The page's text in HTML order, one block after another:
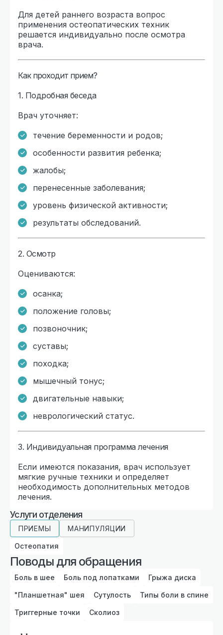
Для детей раннего возраста вопрос
применения остеопатических техник
решается индивидуально после осмотра
врача.
Как проходит прием?
1. Подробная беседа
Врач уточняет:
течение беременности и родов;
особенности развития ребенка;
жалобы;
перенесенные заболевания;
уровень физической активности;
результаты обследований.
2. Осмотр
Оцениваются:
осанка;
положение головы;
позвоночник;
суставы;
походка;
мышечный тонус;
двигательные навыки;
неврологический статус.
3. Индивидуальная программа лечения
Если имеются показания, врач использует
мягкие ручные техники и определяет
необходимость дополнительных методов
лечения.
Услуги отделения
ПРИЕМЫ МАНИПУЛЯЦИИ
Остеопатия
Поводы для обращения
Боль в шее Боль под лопатками Грыжа диска
"Планшетная" шея Сутулость Типы боли в спине
Триггерные точки Сколиоз